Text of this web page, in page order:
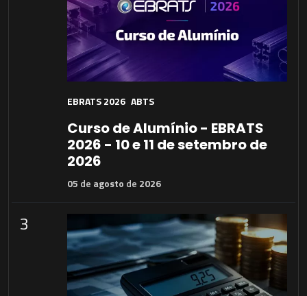
EBRATS 2026 ABTS
Curso de Alumínio - EBRATS
2026 - 10 e 11 de setembro de
2026
05 de agosto de 2026
3